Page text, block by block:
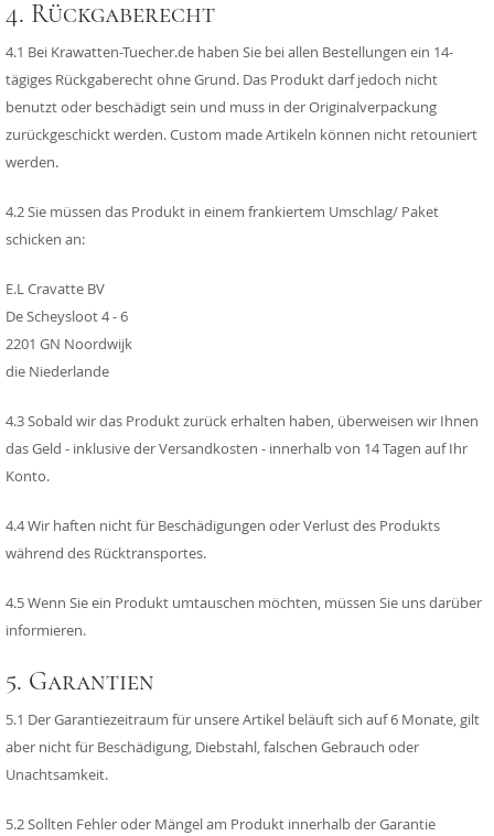
4. Rückgaberecht
4.1 Bei Krawatten-Tuecher.de haben Sie bei allen Bestellungen ein 14-
tägiges Rückgaberecht ohne Grund. Das Produkt darf jedoch nicht
benutzt oder beschädigt sein und muss in der Originalverpackung
zurückgeschickt werden. Custom made Artikeln können nicht retouniert
werden.
4.2 Sie müssen das Produkt in einem frankiertem Umschlag/ Paket
schicken an:
E.L Cravatte BV
De Scheysloot 4 - 6
2201 GN Noordwijk
die Niederlande
4.3 Sobald wir das Produkt zurück erhalten haben, überweisen wir Ihnen
das Geld - inklusive der Versandkosten - innerhalb von 14 Tagen auf Ihr
Konto.
4.4 Wir haften nicht für Beschädigungen oder Verlust des Produkts
während des Rücktransportes.
4.5 Wenn Sie ein Produkt umtauschen möchten, müssen Sie uns darüber
informieren.
5. Garantien
5.1 Der Garantiezeitraum für unsere Artikel beläuft sich auf 6 Monate, gilt
aber nicht für Beschädigung, Diebstahl, falschen Gebrauch oder
Unachtsamkeit.
5.2 Sollten Fehler oder Mängel am Produkt innerhalb der Garantie